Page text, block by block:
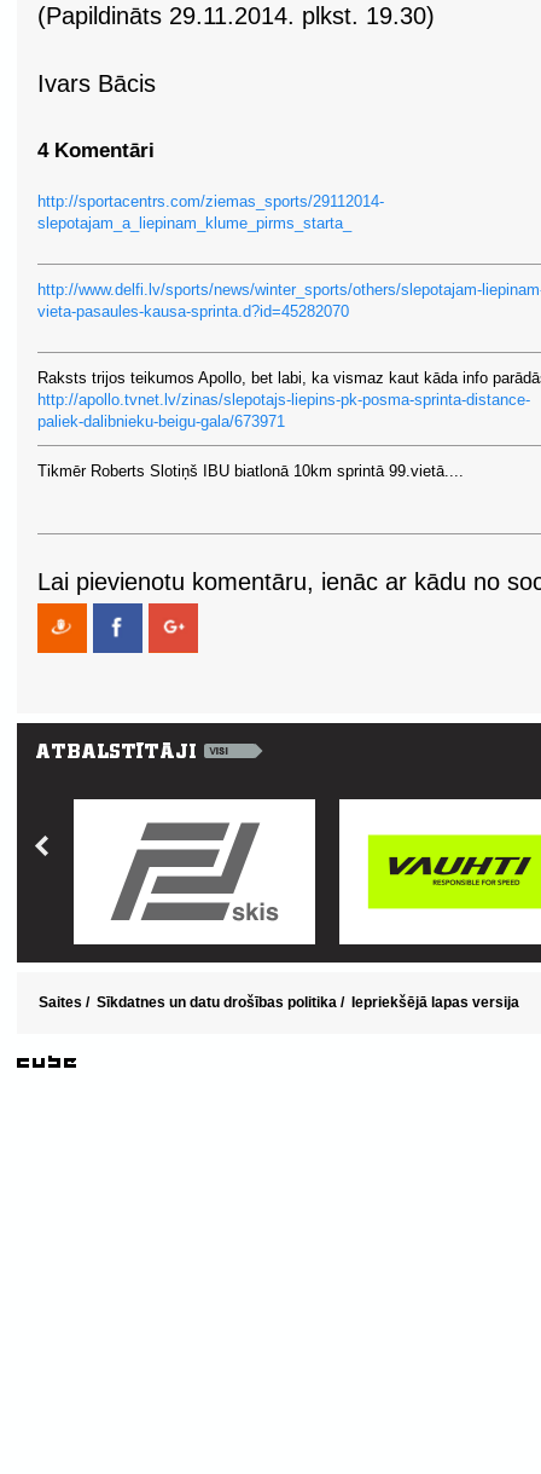
(Papildināts 29.11.2014. plkst. 19.30)
Ivars Bācis
4 Komentāri
http://sportacentrs.com/ziemas_sports/29112014-
slepotajam_a_liepinam_klume_pirms_starta_
http://www.delfi.lv/sports/news/winter_sports/others/slepotajam-
vieta-pasaules-kausa-sprinta.d?id=45282070
Raksts trijos teikumos Apollo, bet labi, ka vismaz kaut kāda info
http://apollo.tvnet.lv/zinas/slepotajs-liepins-pk-posma-sprinta-distance-
paliek-dalibnieku-beigu-gala/673971
Tikmēr Roberts Slotiņš IBU biatlonā 10km sprintā 99.vietā....
Lai pievienotu komentāru, ienāc ar kādu no
Saites / Sīkdatnes un datu drošības politika / Iepriekšējā lapas versija